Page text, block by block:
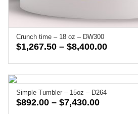
Crunch time – 18 oz – DW300
$1,267.50 – $8,400.00Price
Simple Tumbler – 15oz – D264
$892.00 – $7,430.00Price